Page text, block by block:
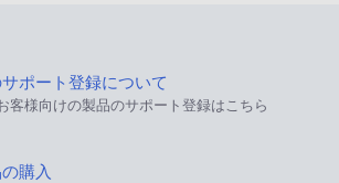
ポート登録について
客様向けの製品のサポート登録はこちら
購入